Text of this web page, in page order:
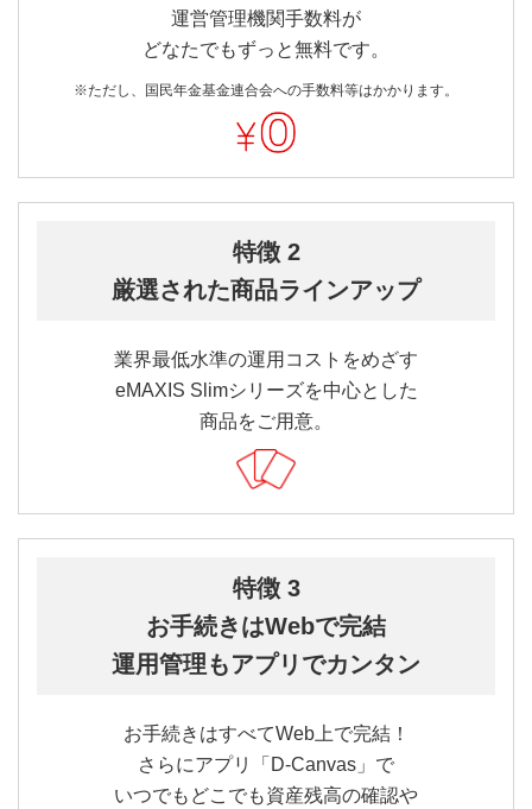
運営管理機関手数料が
どなたでもずっと無料です。
※ただし、国民年金基金連合会への手数料等はかかります。
特徴 2
厳選された商品ラインアップ
業界最低水準の運用コストをめざす
eMAXIS Slimシリーズを中心とした
商品をご用意。
特徴 3
お手続きはWebで完結
運用管理もアプリでカンタン
お手続きはすべてWeb上で完結！
さらにアプリ「D-Canvas」で
いつでもどこでも資産残高の確認や